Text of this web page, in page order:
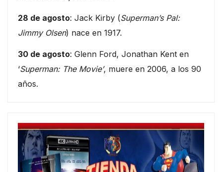
28 de agosto: Jack Kirby (Superman’s Pal:
Jimmy Olsen) nace en 1917.
30 de agosto: Glenn Ford, Jonathan Kent en
‘Superman: The Movie’, muere en 2006, a los 90
años.